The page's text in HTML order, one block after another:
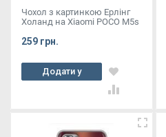
Чохол з картинкою Ерлінг
Холанд на Xiaomi POCO M5s
259 грн.
Додати у
кошик